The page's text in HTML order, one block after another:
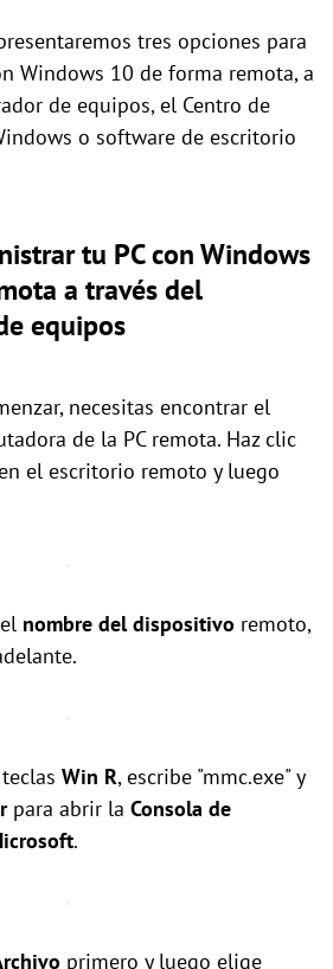
tres opciones para
Windows 10 de forma remota, a
de equipos, el Centro de
o software de escritorio
tu PC con Windows
a través del
equipos
necesitas encontrar el
de la PC remota. Haz clic
el escritorio remoto y luego
nombre del dispositivo remoto,
Win R, escribe "mmc.exe" y
para abrir la Consola de
.
primero y luego elige